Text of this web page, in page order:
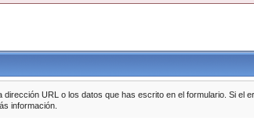
URL o los datos que has escrito en el formulario. Si el
información.